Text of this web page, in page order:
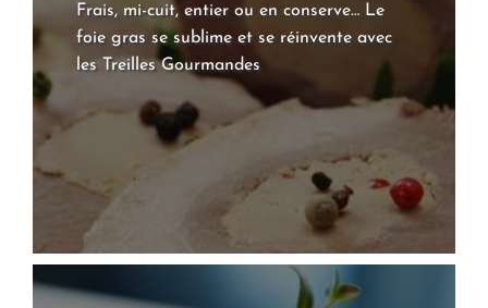
Frais, mi-cuit, entier ou en conserve… Le
foie gras se sublime et se réinvente avec
les Treilles Gourmandes